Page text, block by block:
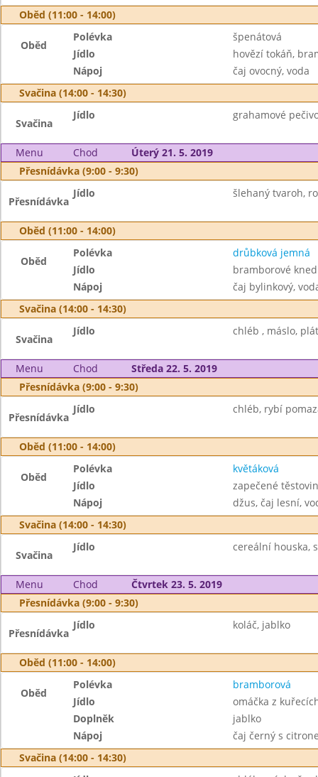
Oběd (11:00 - 14:00)
Oběd
Polévka
špenátová
Jídlo
hovězí tokáň,
Nápoj
čaj ovocný, voda
Svačina (14:00 - 14:30)
Svačina
Jídlo grahamové
Menu Chod
Úterý 21. 5. 2019
Přesnídávka (9:00 - 9:30)
Přesnídávka
Jídlo šlehaný tvaroh,
Oběd (11:00 - 14:00)
Oběd
Polévka
drůbková jemná
Jídlo
bramborové
Nápoj
čaj bylinkový,
Svačina (14:00 - 14:30)
Svačina
Jídlo chléb , máslo,
Menu Chod
Středa 22. 5. 2019
Přesnídávka (9:00 - 9:30)
Přesnídávka
Jídlo chléb, rybí
Oběd (11:00 - 14:00)
Oběd
Polévka
květáková
Jídlo
zapečené
Nápoj
džus, čaj lesní,
Svačina (14:00 - 14:30)
Svačina
Jídlo cereální houska,
Menu Chod
Čtvrtek 23. 5. 2019
Přesnídávka (9:00 - 9:30)
Přesnídávka
Jídlo koláč, jablko
Oběd (11:00 - 14:00)
Oběd
Polévka
bramborová
Jídlo
omáčka z
Doplněk
jablko
Nápoj
čaj černý s
Svačina (14:00 - 14:30)